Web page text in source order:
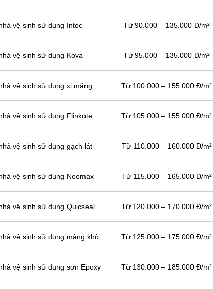
vệ sinh sử dụng Intoc Từ 90.000 – 135.000 Đ/m²
vệ sinh sử dụng Kova Từ 95.000 – 135.000 Đ/m²
vệ sinh sử dụng xi măng Từ 100.000 – 155.000 Đ/m²
vệ sinh sử dụng Flinkote Từ 105.000 – 155.000 Đ/m²
vệ sinh sử dụng gạch lát Từ 110.000 – 160.000 Đ/m²
vệ sinh sử dụng Neomax Từ 115.000 – 165.000 Đ/m²
vệ sinh sử dụng Quicseal Từ 120.000 – 170.000 Đ/m²
vệ sinh sử dụng màng khò Từ 125.000 – 175.000 Đ/m²
vệ sinh sử dụng sơn Epoxy Từ 130.000 – 185.000 Đ/m²